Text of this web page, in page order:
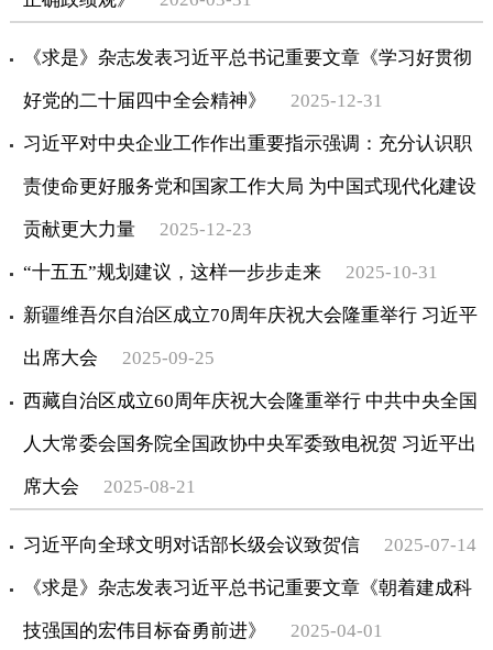
《求是》杂志发表习近平总书记重要文章《学习好贯彻
好党的二十届四中全会精神》 2025-12-31
习近平对中央企业工作作出重要指示强调：充分认识职
责使命更好服务党和国家工作大局 为中国式现代化建设
贡献更大力量 2025-12-23
“十五五”规划建议，这样一步步走来 2025-10-31
新疆维吾尔自治区成立70周年庆祝大会隆重举行 习近平
出席大会 2025-09-25
西藏自治区成立60周年庆祝大会隆重举行 中共中央全国
人大常委会国务院全国政协中央军委致电祝贺 习近平出
席大会 2025-08-21
习近平向全球文明对话部长级会议致贺信 2025-07-14
《求是》杂志发表习近平总书记重要文章《朝着建成科
技强国的宏伟目标奋勇前进》 2025-04-01